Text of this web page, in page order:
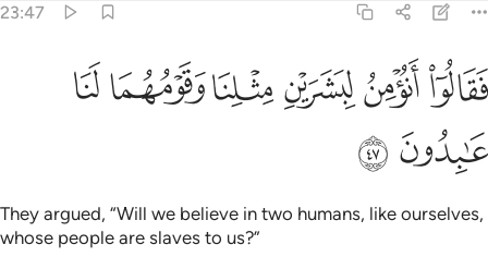
23:47
فقالوا انومن لبشرين مثلنا وقومهما لنا عابدون ٤٧
فَقَالُوٓا۟ أَنُؤْمِنُ لِبَشَرَيْنِ مِثْلِنَا وَقَوْمُهُمَا لَنَا عَـٰبِدُونَ ٤٧
ﱱﱲﱳﱴﱵﱶ
ﱷﱸ
They argued, “Will we believe in two humans, like ourselves,
whose people are slaves to us?”